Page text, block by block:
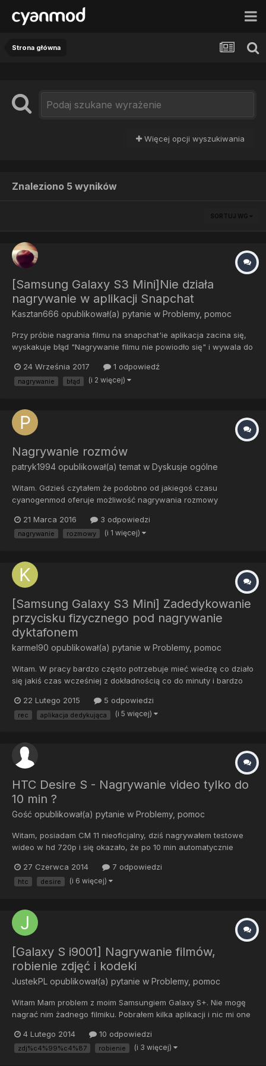
Strona główna
Więcej opcji wyszukiwania
Znaleziono 5 wyników
SORTUJ WG
[Samsung Galaxy S3 Mini]Nie działa
nagrywanie w aplikacji Snapchat
Kasztan666 opublikował(a) pytanie w Problemy, pomoc
Przy próbie nagrania filmu na snapchat'ie aplikacja zacina się,
wyskakuje błąd "Nagrywanie filmu nie powiodło się" i wywala do
działać". Błąd jest na androidzie 4.3.0, 4.4.4, 7.1.2(novafusion.pl).
Działa tylko na stocku 4.1.2... Pomocy!!!
24 Września 2017 1 odpowiedź
nagrywanie błąd (i 2 więcej)
Nagrywanie rozmów
patryk1994 opublikował(a) temat w Dyskusje ogólne
Witam. Gdzieś czytałem że podobno od jakiegoś czasu
cyanogenmod oferuje możliwość nagrywania rozmowy
różnych krajach są różne przepisy i nie w każdym jest Sowa i
Przyjaciele. Znacie jakiś sposób aby odblokować systemowe
21 Marca 2016 3 odpowiedzi
nagrywanie rozmowy (i 1 więcej)
[Samsung Galaxy S3 Mini] Zadedykowanie
przycisku fizycznego pod nagrywanie
dyktafonem
karmel90 opublikował(a) pytanie w Problemy, pomoc
Witam. W pracy bardzo często potrzebuje mieć wiedzę co działo
się jakiś czas wcześniej z dokładnością co do minuty i bardzo
monologi zapisując jednocześnie czas nagrania. Problem polega
na tym, że musiałoby to funkcjonować sprawnie, bez zbęd...
22 Lutego 2015 5 odpowiedzi
rec aplikacja dedykująca (i 5 więcej)
HTC Desire S - Nagrywanie video tylko do
10 min ?
Gość opublikował(a) pytanie w Problemy, pomoc
Witam, posiadam CM 11 nieoficjalny, dziś nagrywałem testowe
wideo w hd 720p i się okazało, że po 10 min automatycznie
27 Czerwca 2014
7 odpowiedzi
htc desire (i 6 więcej)
[Galaxy S i9001] Nagrywanie filmów,
robienie zdjęć i kodeki
JustekPL opublikował(a) pytanie w Problemy, pomoc
Witam Mam problem z moim Samsungiem Galaxy S+. Nie mogę
nagrać nim żadnego filmiku. Pobrałem kilka aplikacji i nic mi one
ktoś może jakąś dobrą i działającą aplikację do nagrywania
filmów i robienia zdjęć na ten telefon? Do tego jesz...
4 Lutego 2014 10 odpowiedzi
zdj%c4%99%c4%87 robienie (i 3 więcej)